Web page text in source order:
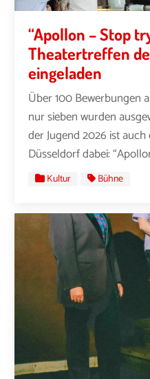
“Apollon – Stop
Theatertreffen
eingeladen
Über 100 Bewerbungen
nur sieben wurden
der Jugend 2026 ist
Düsseldorf dabei:
Kultur Bühne